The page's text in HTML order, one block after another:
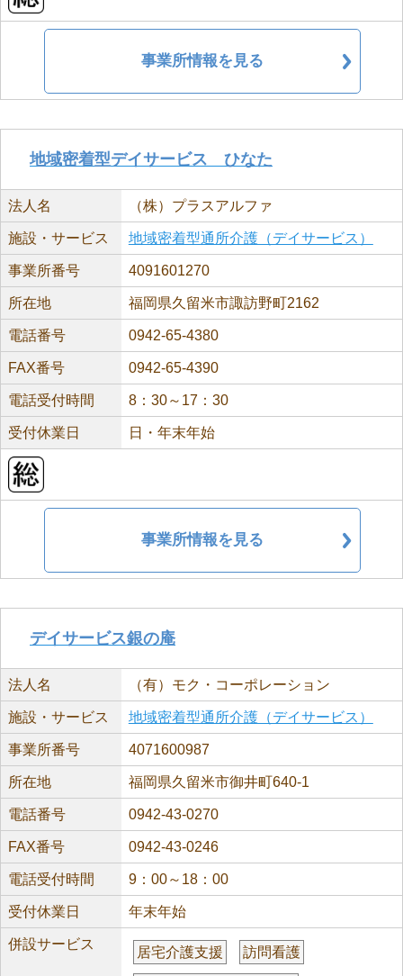
事業所情報を見る
地域密着型デイサービス ひなた
法人名 （株）プラスアルファ
施設・サービス 地域密着型通所介護（デイサービス）
事業所番号 4091601270
所在地 福岡県久留米市諏訪野町2162
電話番号 0942-65-4380
FAX番号 0942-65-4390
電話受付時間 8：30～17：30
受付休業日 日・年末年始
事業所情報を見る
デイサービス銀の庵
法人名 （有）モク・コーポレーション
施設・サービス 地域密着型通所介護（デイサービス）
事業所番号 4071600987
所在地 福岡県久留米市御井町640-1
電話番号 0942-43-0270
FAX番号 0942-43-0246
電話受付時間 9：00～18：00
受付休業日 年末年始
併設サービス
居宅介護支援 訪問看護